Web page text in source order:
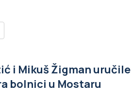
i Mikuš Žigman uručile
bolnici u Mostaru